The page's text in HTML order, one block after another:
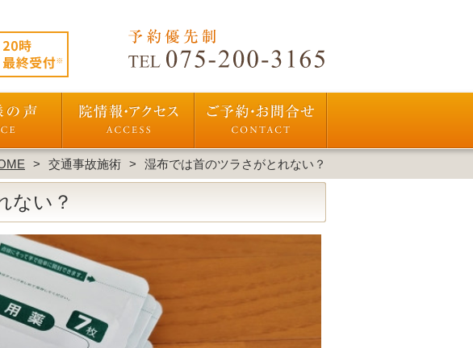
交通事故施術 湿布では首のツラさがとれない？
ない？